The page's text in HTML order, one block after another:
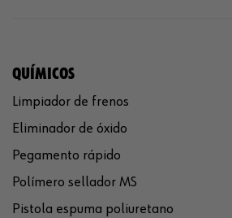
QUÍMICOS
Limpiador de frenos
Eliminador de óxido
Pegamento rápido
Polímero sellador MS
Pistola espuma poliuretano